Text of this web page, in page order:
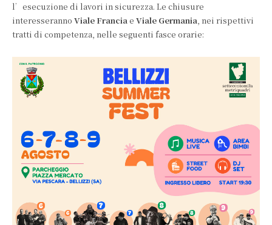
l’esecuzione di lavori in sicurezza. Le chiusure
interesseranno Viale Franciae Viale Germania, nei rispettivi
tratti di competenza, nelle seguenti fasce orarie: